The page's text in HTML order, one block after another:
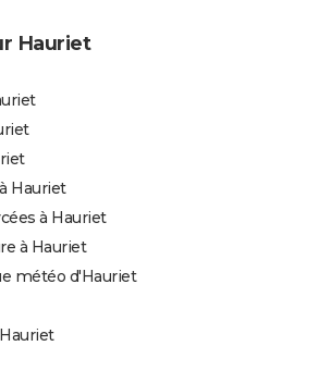
Hauriet
Hauriet
à Hauriet
à Hauriet
météo d'Hauriet